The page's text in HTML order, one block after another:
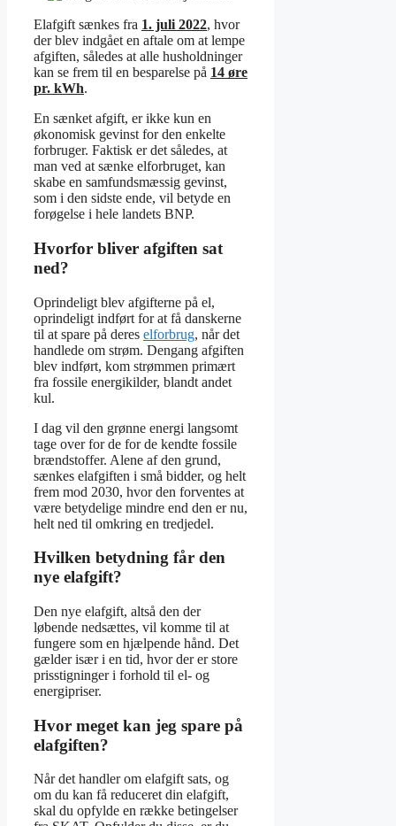
Elafgift sænkes fra 1. juli 2022, hvor
der blev indgået en aftale om at lempe
afgiften, således at alle husholdninger
kan se frem til en besparelse på 14 øre
pr. kWh.
En sænket afgift, er ikke kun en
økonomisk gevinst for den enkelte
forbruger. Faktisk er det således, at
man ved at sænke elforbruget, kan
skabe en samfundsmæssig gevinst,
som i den sidste ende, vil betyde en
forøgelse i hele landets BNP.
Hvorfor bliver afgiften sat
ned?
Oprindeligt blev afgifterne på el,
oprindeligt indført for at få danskerne
til at spare på deres elforbrug, når det
handlede om strøm. Dengang afgiften
blev indført, kom strømmen primært
fra fossile energikilder, blandt andet
kul.
I dag vil den grønne energi langsomt
tage over for de for de kendte fossile
brændstoffer. Alene af den grund,
sænkes elafgiften i små bidder, og helt
frem mod 2030, hvor den forventes at
være betydelige mindre end den er nu,
helt ned til omkring en tredjedel.
Hvilken betydning får den
nye elafgift?
Den nye elafgift, altså den der
løbende nedsættes, vil komme til at
fungere som en hjælpende hånd. Det
gælder især i en tid, hvor der er store
prisstigninger i forhold til el- og
energipriser.
Hvor meget kan jeg spare på
elafgiften?
Når det handler om elafgift sats, og
om du kan få reduceret din elafgift,
skal du opfylde en række betingelser